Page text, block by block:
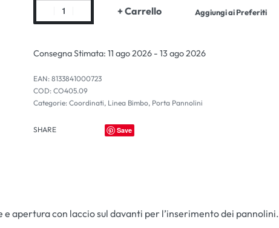
+ Carrello Aggiungi ai Preferiti
Consegna Stimata: 11 ago 2026 - 13 ago 2026
EAN:8133841000723
CO405.09
Categorie:Coordinati, Linea Bimbo, Porta Pannolini
SHARE Save
apertura con laccio sul davanti per l’inserimento dei pannolini.